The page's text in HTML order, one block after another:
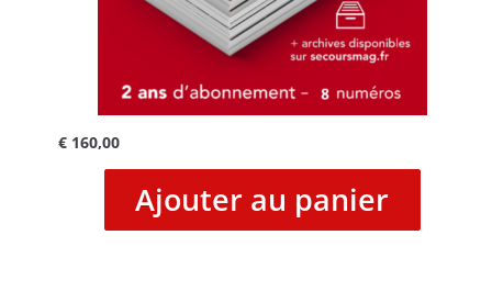
€160,00
Ajouter au panier